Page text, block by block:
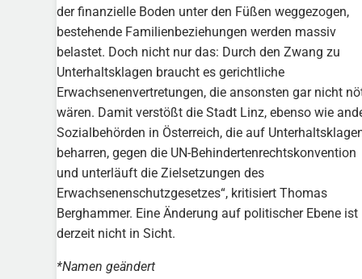
der finanzielle Boden unter den Füßen weggezogen,
bestehende Familienbeziehungen werden massiv
belastet. Doch nicht nur das: Durch den Zwang zu
Unterhaltsklagen braucht es gerichtliche
Erwachsenenvertretungen, die ansonsten gar nicht
wären. Damit verstößt die Stadt Linz, ebenso wie
Sozialbehörden in Österreich, die auf
beharren, gegen die UN-Behindertenrechts­konvention
und unterläuft die Zielsetzungen des
Erwachsenenschutzgesetzes“, kritisiert Thomas
Berghammer. Eine Änderung auf politischer Ebene ist
derzeit nicht in Sicht.
*Namen geändert